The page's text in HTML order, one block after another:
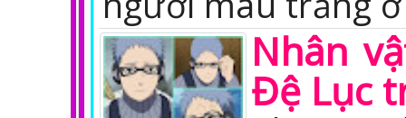
Nhân
Đệ Lục